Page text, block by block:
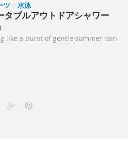
ツ / 水泳
ブルアウトドアシャワー
like a burst of gentle summer rain